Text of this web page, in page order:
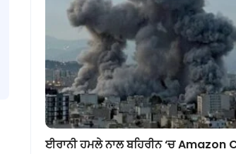
ਈਰਾਨੀ ਹਮਲੇ ਨਾਲ ਬਹਿਰੀਨ ‘ਚ Amazon